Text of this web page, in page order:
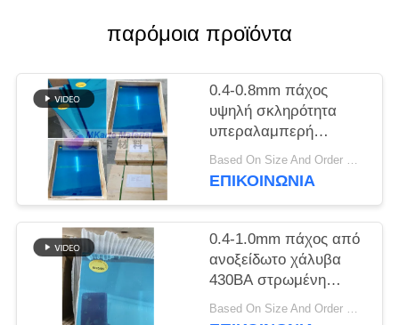
PRIVACY
POLICY
παρόμοια προϊόντα
0.4-0.8mm πάχος
υψηλή σκληρότητα
υπεραλαμπερή
ανοξείδωτη πλάκα
στρώσης από χάλυβα
Based On Size And Order Qty MOQ:100 τεμ
ΕΠΙΚΟΙΝΩΝΙΑ
0.4-1.0mm πάχος από
ανοξείδωτο χάλυβα
430BA στρωμένη
πλάκα από χάλυβα με
γυαλιστερό φινίρισμα
Based On Size And Order Qty MOQ:100 Pcs